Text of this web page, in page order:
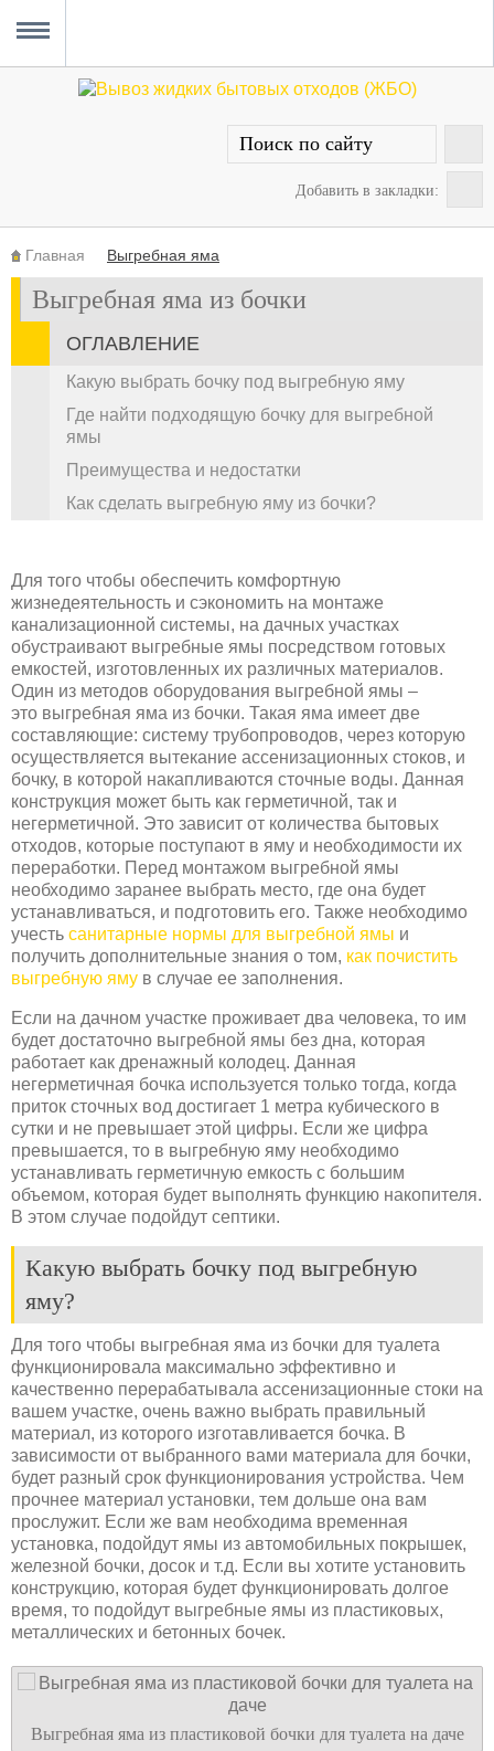
Добавить в закладки:
MENU
Главная
Вывоз ЖБО
Прочистка канализации
Уборка снега
Услуги сантехника
О проекте
Главная Выгребная яма
Выгребная яма из бочки
ОГЛАВЛЕНИЕ
Какую выбрать бочку под выгребную яму
Где найти подходящую бочку для выгребной
ямы
Преимущества и недостатки
Как сделать выгребную яму из бочки?
Для того чтобы обеспечить комфортную
жизнедеятельность и сэкономить на монтаже
канализационной системы, на дачных участках
обустраивают выгребные ямы посредством готовых
емкостей, изготовленных их различных материалов.
Один из методов оборудования выгребной ямы –
это выгребная яма из бочки. Такая яма имеет две
составляющие: систему трубопроводов, через которую
осуществляется вытекание ассенизационных стоков, и
бочку, в которой накапливаются сточные воды. Данная
конструкция может быть как герметичной, так и
негерметичной. Это зависит от количества бытовых
отходов, которые поступают в яму и необходимости их
переработки. Перед монтажом выгребной ямы
необходимо заранее выбрать место, где она будет
устанавливаться, и подготовить его. Также необходимо
учесть санитарные нормы для выгребной ямы и
получить дополнительные знания о том, как почистить
выгребную яму в случае ее заполнения.
Если на дачном участке проживает два человека, то им
будет достаточно выгребной ямы без дна, которая
работает как дренажный колодец. Данная
негерметичная бочка используется только тогда, когда
приток сточных вод достигает 1 метра кубического в
сутки и не превышает этой цифры. Если же цифра
превышается, то в выгребную яму необходимо
устанавливать герметичную емкость с большим
объемом, которая будет выполнять функцию накопителя.
В этом случае подойдут септики.
Какую выбрать бочку под выгребную
яму?
Для того чтобы выгребная яма из бочки для туалета
функционировала максимально эффективно и
качественно перерабатывала ассенизационные стоки на
вашем участке, очень важно выбрать правильный
материал, из которого изготавливается бочка. В
зависимости от выбранного вами материала для бочки,
будет разный срок функционирования устройства. Чем
прочнее материал установки, тем дольше она вам
прослужит. Если же вам необходима временная
установка, подойдут ямы из автомобильных покрышек,
железной бочки, досок и т.д. Если вы хотите установить
конструкцию, которая будет функционировать долгое
время, то подойдут выгребные ямы из пластиковых,
металлических и бетонных бочек.
Выгребная яма из пластиковой бочки для туалета на даче